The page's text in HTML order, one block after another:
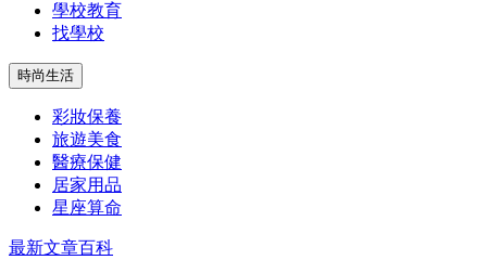
學校教育
找學校
時尚生活
彩妝保養
旅遊美食
醫療保健
居家用品
星座算命
最新文章百科